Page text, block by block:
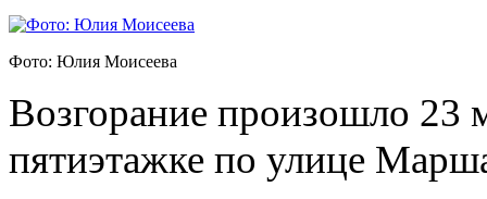
Фото: Юлия Моисеева
Возгорание произошло 23
пятиэтажке по улице